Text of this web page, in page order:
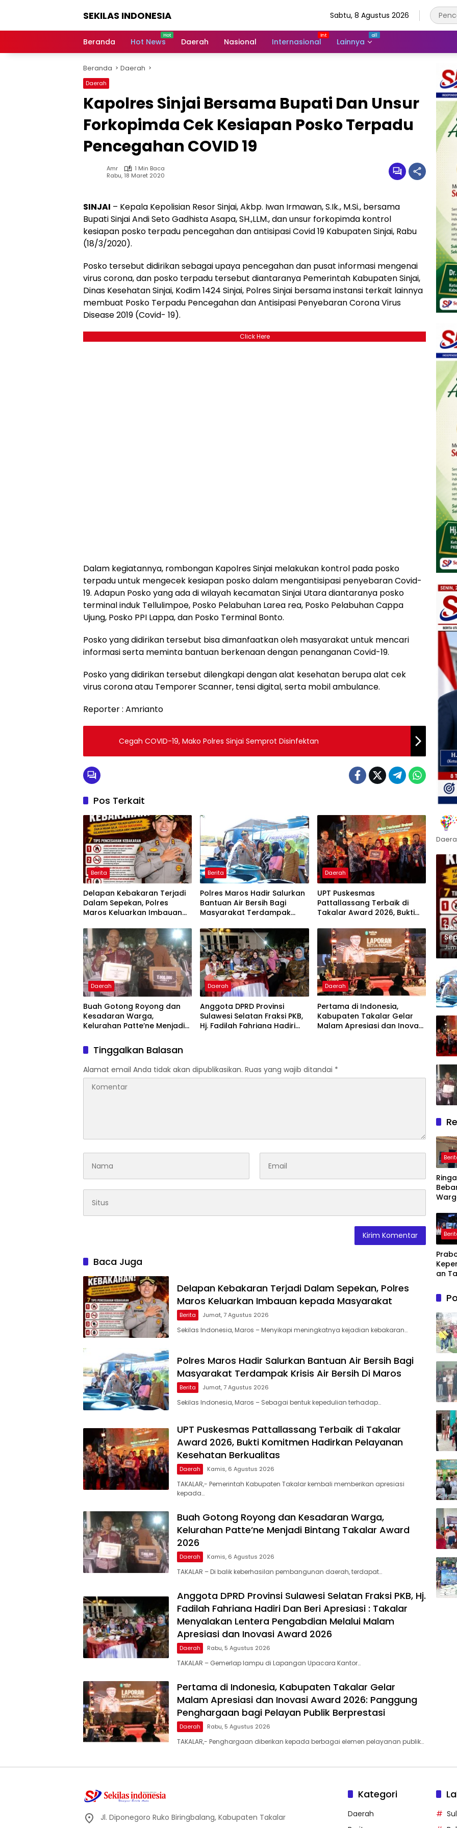
SEKILAS INDONESIA
Terkini,
Latest
World,
Headlines,
News
Sabtu, 8 Agustus 2026
Beranda Hot News Daerah Nasional Internasional Lainnya
Beranda Daerah
Daerah
Kapolres Sinjai Bersama Bupati Dan Unsur
Forkopimda Cek Kesiapan Posko Terpadu
Pencegahan COVID 19
Amr
1 Min Baca
Rabu, 18 Maret 2020
SINJAI – Kepala Kepolisian Resor Sinjai, Akbp. Iwan Irmawan, S.Ik., M.Si., bersama
Bupati Sinjai Andi Seto Gadhista Asapa, SH.,LLM., dan unsur forkopimda kontrol
kesiapan posko terpadu pencegahan dan antisipasi Covid 19 Kabupaten Sinjai, Rabu
(18/3/2020).
Posko tersebut didirikan sebagai upaya pencegahan dan pusat informasi mengenai
virus corona, dan posko terpadu tersebut diantaranya Pemerintah Kabupaten Sinjai,
Dinas Kesehatan Sinjai, Kodim 1424 Sinjai, Polres Sinjai bersama instansi terkait lainnya
membuat Posko Terpadu Pencegahan dan Antisipasi Penyebaran Corona Virus
Disease 2019 (Covid- 19).
Click Here
Dalam kegiatannya, rombongan Kapolres Sinjai melakukan kontrol pada posko
terpadu untuk mengecek kesiapan posko dalam mengantisipasi penyebaran Covid-
19. Adapun Posko yang ada di wilayah kecamatan Sinjai Utara diantaranya posko
terminal induk Tellulimpoe, Posko Pelabuhan Larea rea, Posko Pelabuhan Cappa
Ujung, Posko PPI Lappa, dan Posko Terminal Bonto.
Posko yang didirikan tersebut bisa dimanfaatkan oleh masyarakat untuk mencari
informasi serta meminta bantuan berkenaan dengan penanganan Covid-19.
Posko yang didirikan tersebut dilengkapi dengan alat kesehatan berupa alat cek
virus corona atau Temporer Scanner, tensi digital, serta mobil ambulance.
Reporter : Amrianto
Cegah COVID-19, Mako Polres Sinjai Semprot Disinfektan
Pos Terkait
Berita
Delapan Kebakaran Terjadi
Dalam Sepekan, Polres
Maros Keluarkan Imbauan
Berita
Polres Maros Hadir Salurkan
Bantuan Air Bersih Bagi
Masyarakat Terdampak
Daerah
UPT Puskesmas
Pattallassang Terbaik di
Takalar Award 2026, Bukti
Pelayanan Kesehatan
Berkualitas
Daerah
Buah Gotong Royong dan
Kesadaran Warga,
Kelurahan Patte’ne Menjadi
Daerah
Anggota DPRD Provinsi
Sulawesi Selatan Fraksi PKB,
Hj. Fadilah Fahriana Hadiri
Apresiasi dan Inovasi Award
2026
Daerah
Pertama di Indonesia,
Kabupaten Takalar Gelar
Malam Apresiasi dan Inovasi
Tinggalkan Balasan
Alamat email Anda tidak akan dipublikasikan. Ruas yang wajib ditandai *
Baca Juga
Delapan Kebakaran Terjadi Dalam Sepekan, Polres
Maros Keluarkan Imbauan kepada Masyarakat
Berita Jumat, 7 Agustus 2026
Sekilas Indonesia, Maros – Menyikapi meningkatnya kejadian kebakaran…
Polres Maros Hadir Salurkan Bantuan Air Bersih Bagi
Masyarakat Terdampak Krisis Air Bersih Di Maros
Berita Jumat, 7 Agustus 2026
Sekilas Indonesia, Maros – Sebagai bentuk kepedulian terhadap…
UPT Puskesmas Pattallassang Terbaik di Takalar
Award 2026, Bukti Komitmen Hadirkan Pelayanan
Kesehatan Berkualitas
Daerah Kamis, 6 Agustus 2026
TAKALAR,- Pemerintah Kabupaten Takalar kembali memberikan apresiasi
kepada…
Buah Gotong Royong dan Kesadaran Warga,
Kelurahan Patte’ne Menjadi Bintang Takalar Award
2026
Daerah Kamis, 6 Agustus 2026
TAKALAR – Di balik keberhasilan pembangunan daerah, terdapat…
Anggota DPRD Provinsi Sulawesi Selatan Fraksi PKB, Hj.
Fadilah Fahriana Hadiri Dan Beri Apresiasi : Takalar
Menyalakan Lentera Pengabdian Melalui Malam
Apresiasi dan Inovasi Award 2026
Daerah Rabu, 5 Agustus 2026
TAKALAR – Gemerlap lampu di Lapangan Upacara Kantor…
Pertama di Indonesia, Kabupaten Takalar Gelar
Malam Apresiasi dan Inovasi Award 2026: Panggung
Penghargaan bagi Pelayan Publik Berprestasi
Daerah Rabu, 5 Agustus 2026
TAKALAR,- Penghargaan diberikan kepada berbagai elemen pelayanan publik…
Daya
ke
an
Lahir
dan
Jl. Diponegoro Ruko Biringbalang, Kabupaten Takalar
Kategori
Daerah